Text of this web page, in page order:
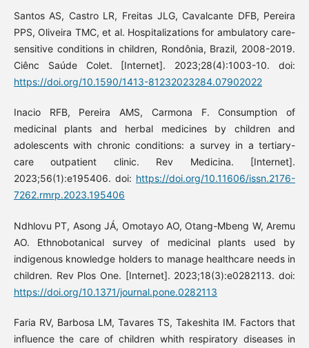
Santos AS, Castro LR, Freitas JLG, Cavalcante DFB, Pereira
PPS, Oliveira TMC, et al. Hospitalizations for ambulatory care-
sensitive conditions in children, Rondônia, Brazil, 2008-2019.
Ciênc Saúde Colet. [Internet]. 2023;28(4):1003-10. doi:
https://doi.org/10.1590/1413-81232023284.07902022
Inacio RFB, Pereira AMS, Carmona F. Consumption of
medicinal plants and herbal medicines by children and
adolescents with chronic conditions: a survey in a tertiary-
care outpatient clinic. Rev Medicina. [Internet].
2023;56(1):e195406. doi: https://doi.org/10.11606/issn.2176-
7262.rmrp.2023.195406
Ndhlovu PT, Asong JÁ, Omotayo AO, Otang-Mbeng W, Aremu
AO. Ethnobotanical survey of medicinal plants used by
indigenous knowledge holders to manage healthcare needs in
children. Rev Plos One. [Internet]. 2023;18(3):e0282113. doi:
https://doi.org/10.1371/journal.pone.0282113
Faria RV, Barbosa LM, Tavares TS, Takeshita IM. Factors that
influence the care of children whith respiratory diseases in